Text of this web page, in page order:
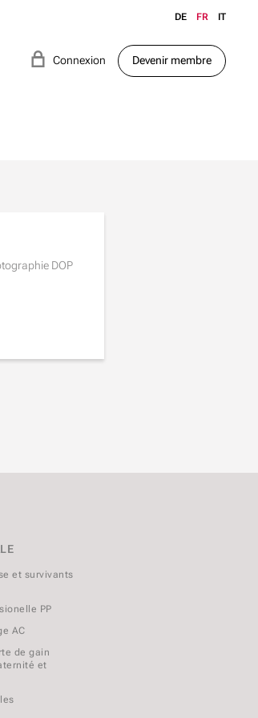
DE FR IT
e Connexion Devenir membre
DOP
et survivants
PP
AC
de gain
et